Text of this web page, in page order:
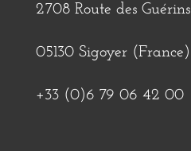
2708 Route des Guérins
05130 Sigoyer (France)
+33 (0)6 79 06 42 00